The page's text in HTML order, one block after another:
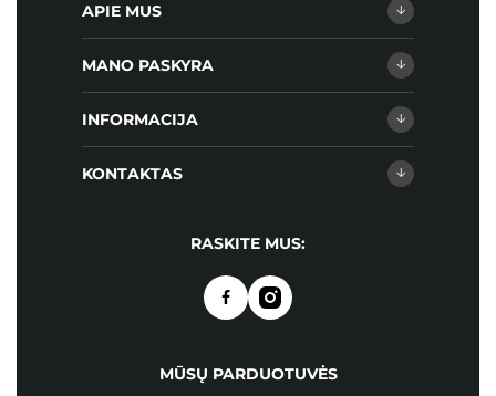
APIE MUS
MANO PASKYRA
INFORMACIJA
KONTAKTAS
RASKITE MUS:
MŪSŲ PARDUOTUVĖS